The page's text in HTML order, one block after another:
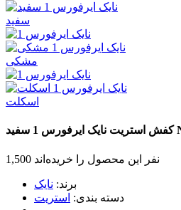
سفید
مشکی
اسکلت
کفش استریت نایک ایرفورس 1 سفید
1,500 نفر این محصول را خریده‌اند
برند: نایک
دسته بندی: استریت